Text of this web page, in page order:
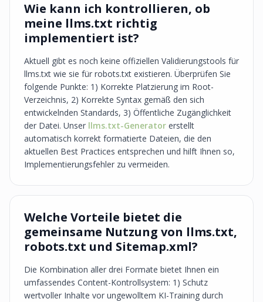
Wie kann ich kontrollieren, ob
meine llms.txt richtig
implementiert ist?
Aktuell gibt es noch keine offiziellen Validierungstools für
llms.txt wie sie für robots.txt existieren. Überprüfen Sie
folgende Punkte: 1) Korrekte Platzierung im Root-
Verzeichnis, 2) Korrekte Syntax gemäß den sich
entwickelnden Standards, 3) Öffentliche Zugänglichkeit
der Datei. Unser llms.txt-Generator erstellt
automatisch korrekt formatierte Dateien, die den
aktuellen Best Practices entsprechen und hilft Ihnen so,
Implementierungsfehler zu vermeiden.
Welche Vorteile bietet die
gemeinsame Nutzung von llms.txt,
robots.txt und Sitemap.xml?
Die Kombination aller drei Formate bietet Ihnen ein
umfassendes Content-Kontrollsystem: 1) Schutz
wertvoller Inhalte vor ungewolltem KI-Training durch